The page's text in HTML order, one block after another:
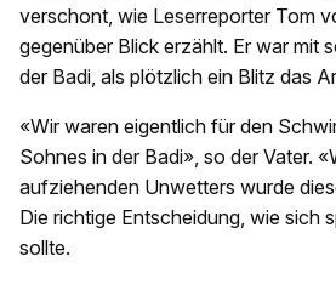
verschont, wie Leserreporter Tom
gegenüber Blick erzählt. Er war mit
der Badi, als plötzlich ein Blitz das
«Wir waren eigentlich für den
Sohnes in der Badi», so der Vater.
aufziehenden Unwetters wurde
Die richtige Entscheidung, wie sich
sollte.